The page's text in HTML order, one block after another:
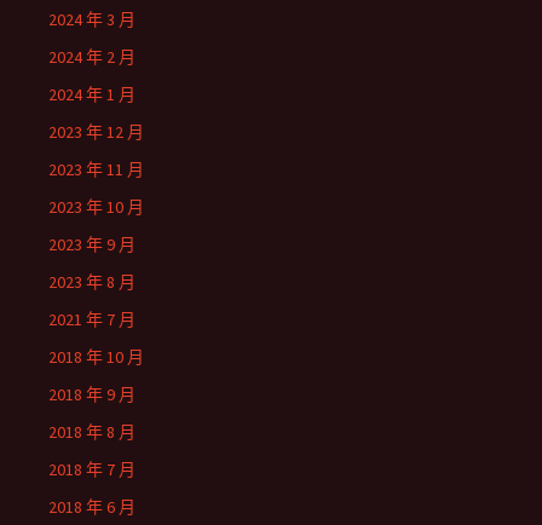
2024 年 3 月
2024 年 2 月
2024 年 1 月
2023 年 12 月
2023 年 11 月
2023 年 10 月
2023 年 9 月
2023 年 8 月
2021 年 7 月
2018 年 10 月
2018 年 9 月
2018 年 8 月
2018 年 7 月
2018 年 6 月